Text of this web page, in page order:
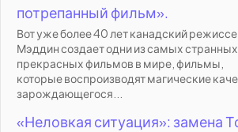
потрепанный фильм».
Вот уже более 40 лет канадский
Мэддин создает одни из самых
прекрасных фильмов в мире, фильмы,
которые воспроизводят магические
зарождающегося...
«Неловкая ситуация»: замена